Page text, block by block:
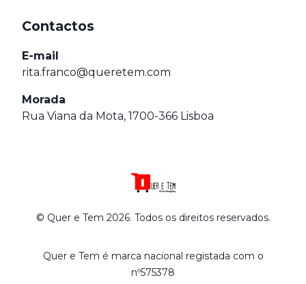
© Quer e Tem 2026. Todos os direitos reservados.
Quer e Tem é marca nacional registada com o
nº575378
Contactos
E-mail
rita.franco@queretem.com
Morada
Rua Viana da Mota, 1700-366 Lisboa